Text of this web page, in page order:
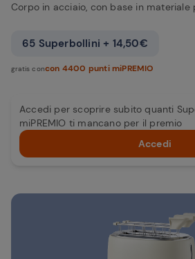
Corpo in acciaio, con base in materiale
65 Superbollini + 14,50€
gratis concon 4400 punti miPREMIO
Accedi per scoprire subito quanti
miPREMIO ti mancano per il premio
Accedi